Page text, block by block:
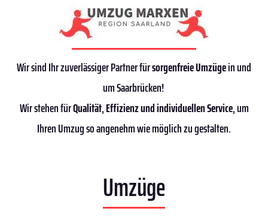
Wir sind Ihr zuverlässiger Partner fürsorgenfreie Umzügein und
um Saarbrücken!
Wir stehen fürQualität,Effizienzund individuellen Service, um
Ihren Umzug so angenehm wie möglich zu gestalten.
Umzüge